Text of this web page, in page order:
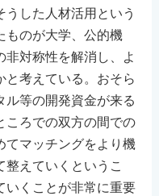
した人材活用という
ものが大学、公的機
対称性を解消し、よ
と考えている。おそら
ル等の開発資金が来る
ころでの双方の間での
てマッチングをより機
えていくというこ
いくことが非常に重要